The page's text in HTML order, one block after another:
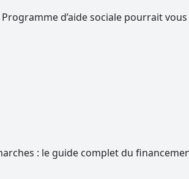
d’aide sociale pourrait vous
: le guide complet du